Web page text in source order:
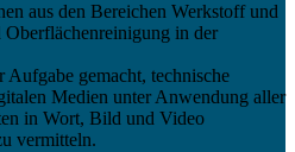
aus den Bereichen Werkstoff und
in der
gemacht, technische
Medien unter Anwendung aller
in Wort, Bild und Video
vermitteln.